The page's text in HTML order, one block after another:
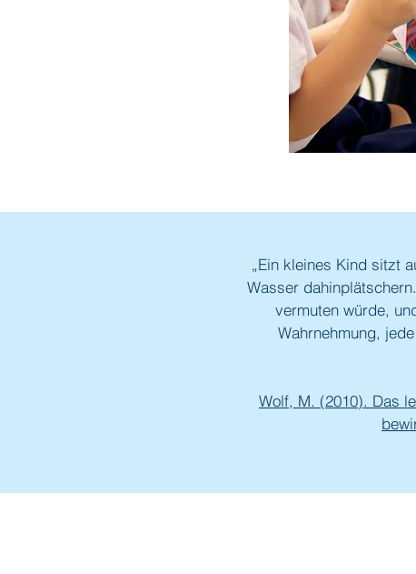
„Ein kleines Kind sitzt
Wasser
vermuten würde,
Wahrnehmung,
Wolf, M. (2010). Das